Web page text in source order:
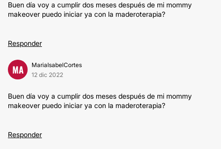
Buen día voy a cumplir dos meses después de mi mommy
makeover puedo iniciar ya con la maderoterapia?
Responder
MA
MariaIsabelCortes
12 dic 2022
Buen día voy a cumplir dos meses después de mi mommy
makeover puedo iniciar ya con la maderoterapia?
Responder